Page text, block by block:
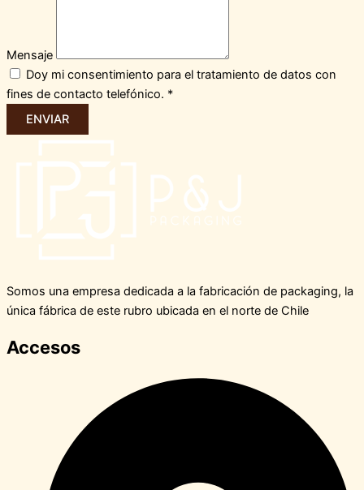
Mensaje
Doy mi consentimiento para el tratamiento de datos con
fines de contacto telefónico. *
ENVIAR
Somos una empresa dedicada a la fabricación de packaging, la
única fábrica de este rubro ubicada en el norte de Chile
Accesos